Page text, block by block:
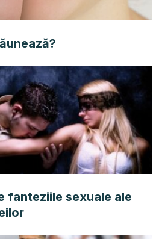
fanteziile sexuale ale